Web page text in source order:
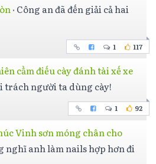
· Công an đã đến giải cả hai
1 117
cầm điếu cày đánh tài xế xe
trách người ta dùng cày!
1 92
Vinh sơn móng chân cho
nghĩ anh làm nails hợp hơn đi